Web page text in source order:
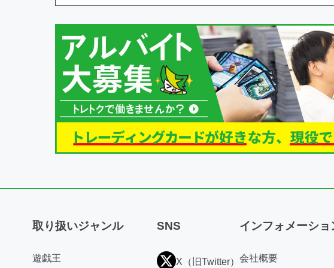
取り扱いジャンル
遊戯王
SNS
X（旧Twitter）
インフォメーショ
会社概要